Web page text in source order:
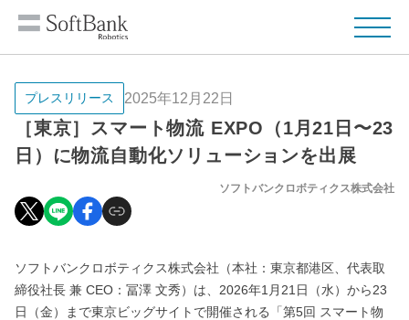
プレスリリース 2025年12月22日
［東京］スマート物流 EXPO（1月21日〜23
日）に物流自動化ソリューションを出展
ソフトバンクロボティクス株式会社
ソフトバンクロボティクス株式会社（本社：東京都港区、代表取
締役社長 兼 CEO：冨澤 文秀）は、2026年1月21日（水）から23
日（金）まで東京ビッグサイトで開催される「第5回 スマート物